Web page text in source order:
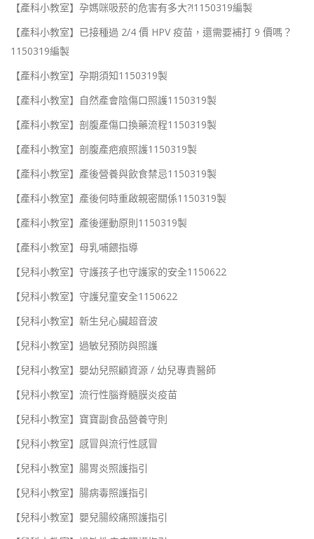
【產科小教室】孕媽咪吸菸的危害有多大?!1150319編製
【產科小教室】已接種過 2/4 價 HPV 疫苗，還需要補打 9 價嗎？
1150319編製
【產科小教室】孕期須知1150319製
【產科小教室】自然產會陰傷口照護1150319製
【產科小教室】剖腹產傷口換藥流程1150319製
【產科小教室】剖腹產疤痕照護1150319製
【產科小教室】產後營養與飲食禁忌1150319製
【產科小教室】產後何時重啟親密關係1150319製
【產科小教室】產後運動原則1150319製
【產科小教室】母乳哺餵指導
【兒科小教室】守護孩子也守護家的安全1150622
【兒科小教室】守護兒童安全1150622
【兒科小教室】新生兒心臟超音波
【兒科小教室】過敏兒預防與照護
【兒科小教室】嬰幼兒照顧資源 / 幼兒專責醫師
【兒科小教室】流行性腦脊髓膜炎疫苗
【兒科小教室】寶寶副食品營養守則
【兒科小教室】感冒與流行性感冒
【兒科小教室】腸胃炎照護指引
【兒科小教室】腸病毒照護指引
【兒科小教室】嬰兒腸絞痛照護指引